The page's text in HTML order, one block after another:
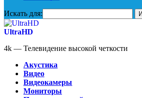
Искать для:
UltraHD
4k — Телевидение высокой четкости
Акустика
Видео
Видеокамеры
Мониторы